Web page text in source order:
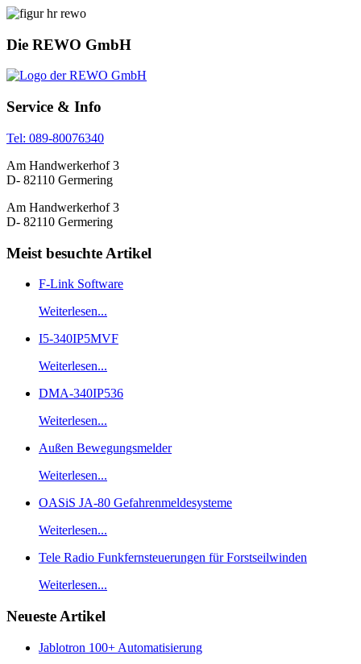
Die REWO GmbH
Service & Info
Tel: 089-80076340
Am Handwerkerhof 3
D- 82110 Germering
Am Handwerkerhof 3
D- 82110 Germering
Meist besuchte Artikel
F-Link Software
Weiterlesen...
I5-340IP5MVF
Weiterlesen...
DMA-340IP536
Weiterlesen...
Außen Bewegungsmelder
Weiterlesen...
OASiS JA-80 Gefahrenmeldesysteme
Weiterlesen...
Tele Radio Funkfernsteuerungen für Forstseilwinden
Weiterlesen...
Neueste Artikel
Jablotron 100+ Automatisierung